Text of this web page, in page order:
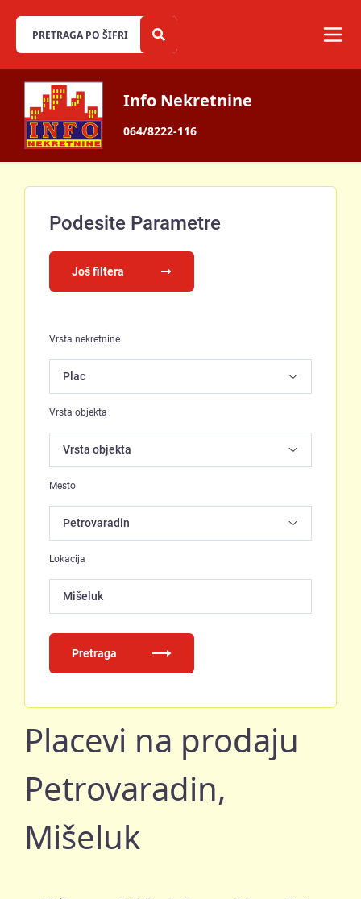
Info Nekretnine
064/8222-116
Podesite Parametre
Još filtera
Vrsta nekretnine
Vrsta objekta
Mesto
Lokacija
Mišeluk
Pretraga
Placevi na prodaju
Petrovaradin,
Mišeluk